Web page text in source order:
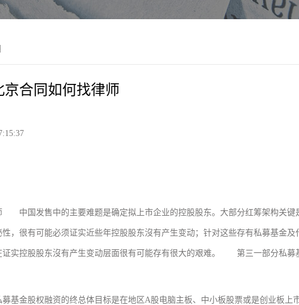
京合同如何找律师
中国发售中的主要难题是确定拟上市企业的控股股东。大部分红筹架构关键
，很有可能必须证实近些年控股股东沒有产生变动；针对这些存有私募基金
实控股股东沒有产生变动层面很有可能存有很大的艰难。 第三一部分私
金股权融资的终总体目标是在地区A股电脑主板、中小板股票或是创业板上